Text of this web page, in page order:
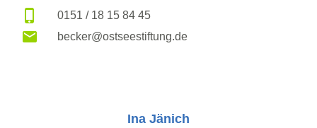
0151 / 18 15 84 45
becker@ostseestiftung.de
Ina Jänich